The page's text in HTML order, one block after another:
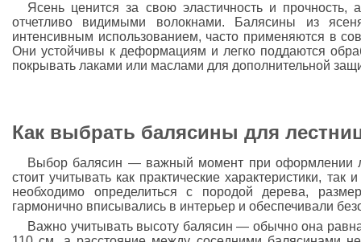
Ясень ценится за свою эластичность и прочность,
отчетливо видимыми волокнами. Балясины из
интенсивным использованием, часто применяются в
Они устойчивы к деформациям и легко поддаются
покрывать лаками или маслами для дополнительной
Как выбрать балясины для
Выбор балясин — важный момент при оформлении
стоит учитывать как практические характеристики, так
необходимо определиться с породой дерева,
гармонично вписывались в интерьер и обеспечивали
Важно учитывать высоту балясин — обычно она